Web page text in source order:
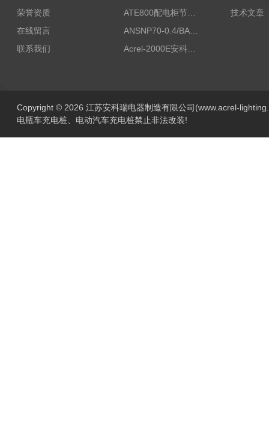
荣誉资质
在线留言
联系我们
ATE800配电柜节点无线测温/表带捆绑/无源感应取电
ANSNP70-0.4/BANSNP中线安防保护器 治理三相不平衡
Acrel-2000E安科瑞Acrel配电室综合监控系统
技术文章
Copyright © 2026 江苏安科瑞电器制造有限公司(www.acrel-
电瓶车充电桩、电动汽车充电桩禁止非法改装!